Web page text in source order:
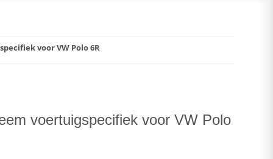
voor VW Polo 6R
voertuigspecifiek voor VW Polo